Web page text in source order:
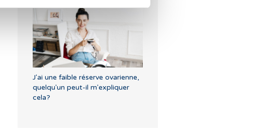
J'ai une faible réserve ovarienne,
quelqu'un peut-il m'expliquer
cela?